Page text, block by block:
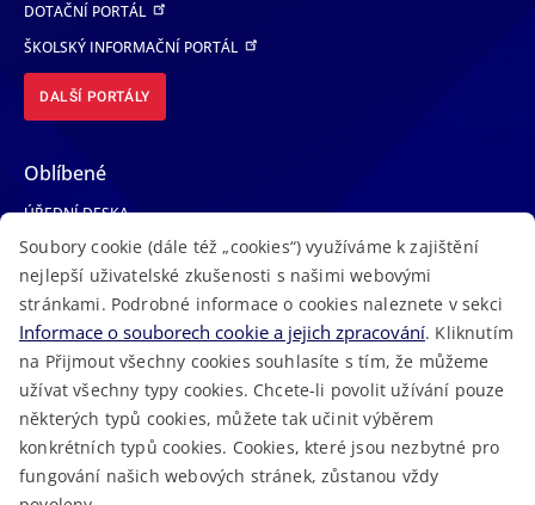
DOTAČNÍ PORTÁL
ŠKOLSKÝ INFORMAČNÍ PORTÁL
DALŠÍ PORTÁLY
Oblíbené
ÚŘEDNÍ DESKA
TELEFONNÍ SEZNAM
LÉKAŘSKÁ POHOTOVOST
VOLNÁ MÍSTA
AKTUALITY
2023 © Královéhradecký kraj • Vytvořeno vMacron Software
Soubory cookie (dále též „cookies“) využíváme k zajištění
nejlepší uživatelské zkušenosti s našimi webovými
stránkami. Podrobné informace o cookies naleznete v sekci
Informace o souborech cookie a jejich zpracování. Kliknutím
na Přijmout všechny cookies souhlasíte s tím, že můžeme
užívat všechny typy cookies. Chcete-li povolit užívání pouze
některých typů cookies, můžete tak učinit výběrem
konkrétních typů cookies. Cookies, které jsou nezbytné pro
fungování našich webových stránek, zůstanou vždy